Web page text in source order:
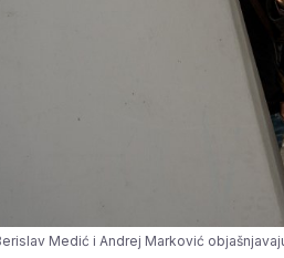
Medić i Andrej Marković